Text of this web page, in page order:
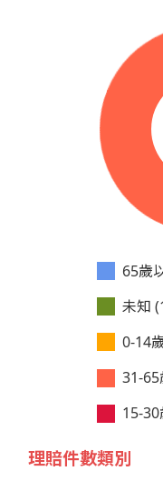
65歲
未知
0-14
31-65
15-30
理賠件數類別